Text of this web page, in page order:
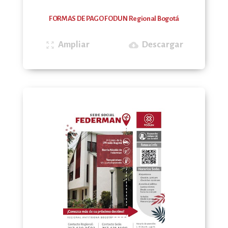
FORMAS DE PAGO FODUN Regional Bogotá
zoom_out_map Ampliar cloud_download Descargar